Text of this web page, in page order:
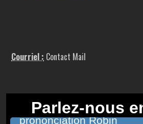
Courriel : Contact Mail